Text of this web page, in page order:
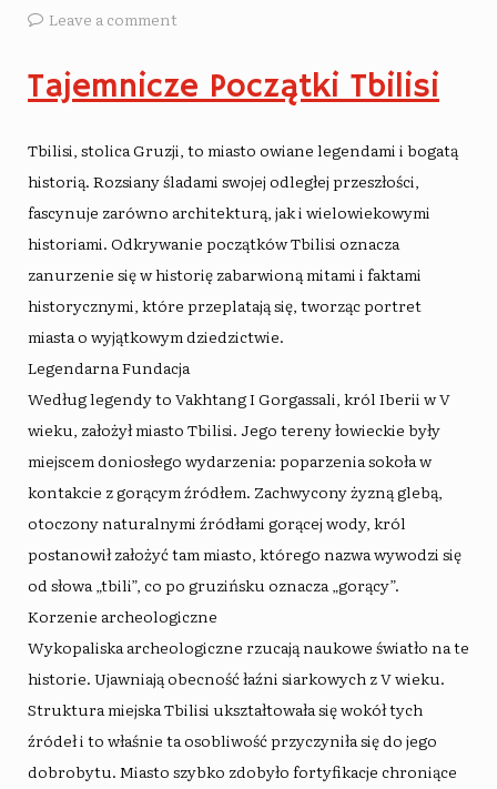
Leave a comment
Tajemnicze Początki Tbilisi
Tbilisi, stolica Gruzji, to miasto owiane legendami i bogatą
historią. Rozsiany śladami swojej odległej przeszłości,
fascynuje zarówno architekturą, jak i wielowiekowymi
historiami. Odkrywanie początków Tbilisi oznacza
zanurzenie się w historię zabarwioną mitami i faktami
historycznymi, które przeplatają się, tworząc portret
miasta o wyjątkowym dziedzictwie.
Legendarna Fundacja
Według legendy to Vakhtang I Gorgassali, król Iberii w V
wieku, założył miasto Tbilisi. Jego tereny łowieckie były
miejscem doniosłego wydarzenia: poparzenia sokoła w
kontakcie z gorącym źródłem. Zachwycony żyzną glebą,
otoczony naturalnymi źródłami gorącej wody, król
postanowił założyć tam miasto, którego nazwa wywodzi się
od słowa „tbili”, co po gruzińsku oznacza „gorący”.
Korzenie archeologiczne
Wykopaliska archeologiczne rzucają naukowe światło na te
historie. Ujawniają obecność łaźni siarkowych z V wieku.
Struktura miejska Tbilisi ukształtowała się wokół tych
źródeł i to właśnie ta osobliwość przyczyniła się do jego
dobrobytu. Miasto szybko zdobyło fortyfikacje chroniące